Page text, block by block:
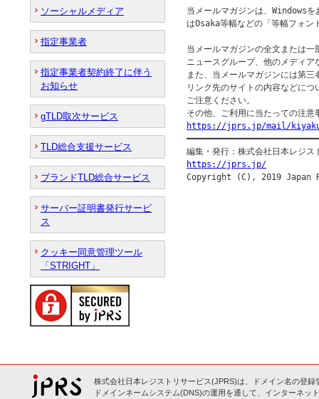
当メールマガジンは、Windowsを
はOsaka等幅などの「等幅フォン
当メールマガジンの全文または一
ニュースグループ、他のメディ
また、当メールマガジンには第
リンク先のサイトの内容などに
ご注意ください。
https://jprs.jp/mail/
https://jprs.jp/
ソーシャルメディア
指定事業者
指定事業者契約終了に伴う
お知らせ
gTLD取次サービス
TLD総合支援サービス
ブランドTLD総合サービス
サーバー証明書発行サービ
ス
クッキー同意管理ツール
「STRIGHT」
株式会社日本レジストリサービス(JPRS)は、ドメイン名の登録
ドメインネームシステム(DNS)の運用を通して、インターネッ